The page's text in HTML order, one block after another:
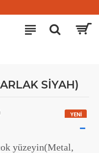
SİYAH)
YENI
yüzeyin(Metal,